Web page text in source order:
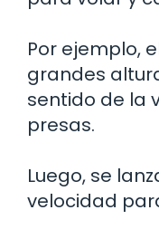
Por ejemplo,
grandes
sentido de la
presas.
Luego, se
velocidad